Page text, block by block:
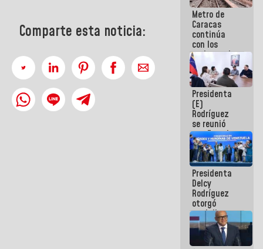
Comparte esta noticia:
Metro de
Caracas
continúa
con los
trabajos de
mantenimiento
e inspección
en la Línea 2
Presidenta
(E)
Rodríguez
se reunió
con Estado
Mayor
Eléctrico
para
abordar
planes de
acción
Presidenta
Delcy
Rodríguez
otorgó
medalla
"Héroe de
Venezuela"
a servidores